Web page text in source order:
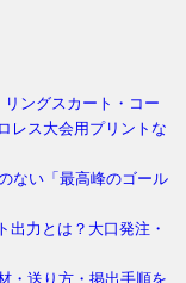
ングスカート・コー
レス大会用プリントな
ない「最高峰のゴール
出力とは？大口発注・
・送り方・掲出手順を